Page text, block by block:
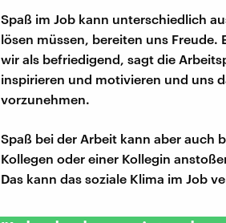
Spaß im Job kann unterschiedlich
lösen müssen, bereiten uns
wir als befriedigend, sagt die
inspirieren und motivieren und uns
vorzunehmen.
Spaß bei der Arbeit kann aber auch
Kollegen oder einer Kollegin
Das kann das soziale Klima im Job